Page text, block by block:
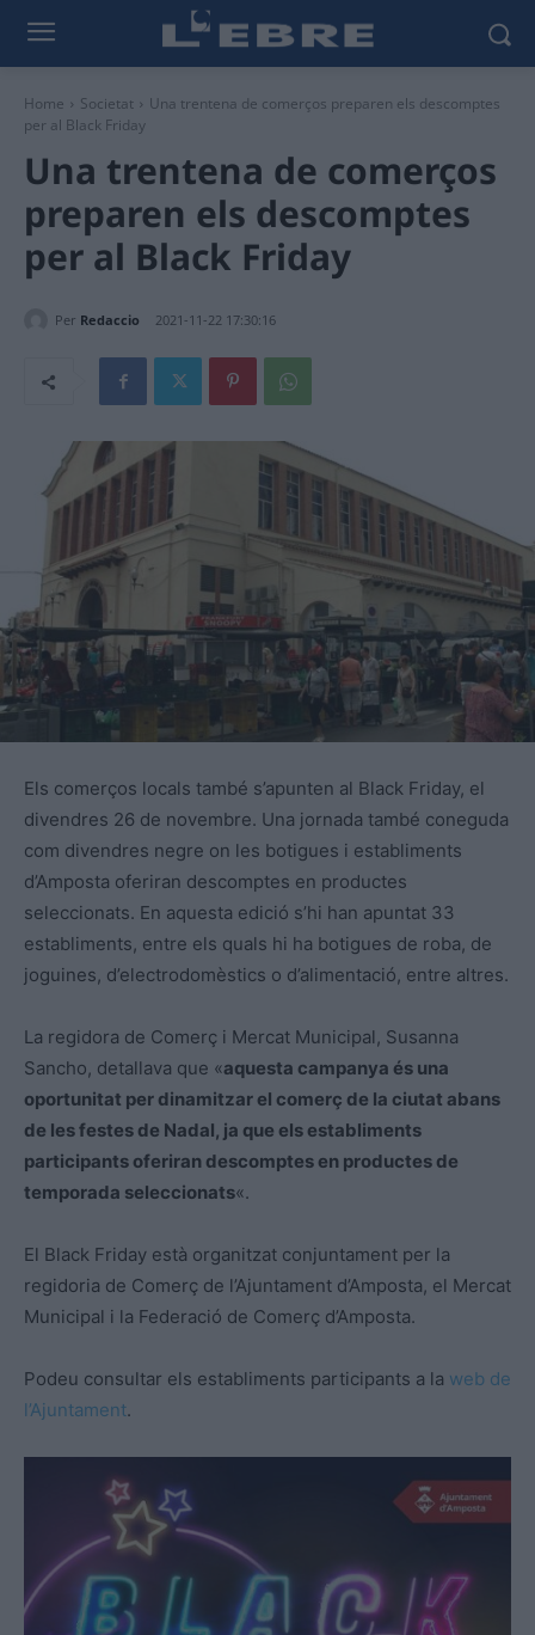
Home Societat
Una trentena de comerços preparen els descomptes
per al Black Friday
Una trentena de comerços
preparen els descomptes
per al Black Friday
Per Redaccio 2021-11-22 17:30:16
Els comerços locals també s’apunten al Black Friday, el
divendres 26 de novembre. Una jornada també coneguda
com divendres negre on les botigues i establiments
d’Amposta oferiran descomptes en productes
seleccionats. En aquesta edició s’hi han apuntat 33
establiments, entre els quals hi ha botigues de roba, de
joguines, d’electrodomèstics o d’alimentació, entre altres.
La regidora de Comerç i Mercat Municipal, Susanna
Sancho, detallava que «aquesta campanya és una
oportunitat per dinamitzar el comerç de la ciutat abans
de les festes de Nadal, ja que els establiments
participants oferiran descomptes en productes de
temporada seleccionats«.
El Black Friday està organitzat conjuntament per la
regidoria de Comerç de l’Ajuntament d’Amposta, el Mercat
Municipal i la Federació de Comerç d’Amposta.
Podeu consultar els establiments participants a la web de
l’Ajuntament.